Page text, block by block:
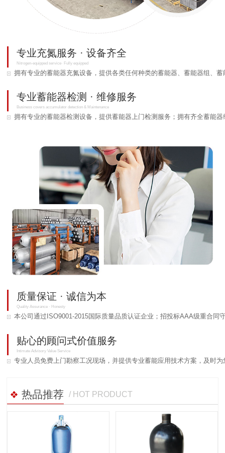
专业充氮服务 · 设备齐全
Nitrogen-equipped service· Fully equipped
拥有专业的蓄能器充氮设备，提供各类任何种类的蓄能器、蓄能器组、
专业蓄能器检测 · 维修服务
Business covers accumulator detection & Maintenance
拥有专业的蓄能器检测设备，提供蓄能器上门检测服务；拥有齐全蓄能
质量保证 · 诚信为本
Quality Assurance · Honesty
本公司通过ISO9001-2015国际质量品质认证企业；招投标AAA级重合同
贴心的顾问式价值服务
Intimate Advisory Value Service
专业人员免费上门勘察工况现场，并提供专业蓄能应用技术方案，及时
热品推荐 / HOT PRODUCT